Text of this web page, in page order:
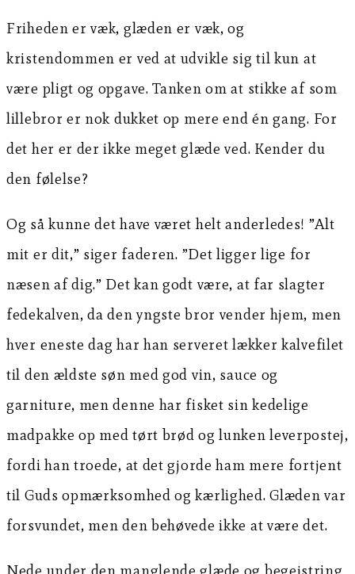
Friheden er væk, glæden er væk, og
kristendommen er ved at udvikle sig til kun at
være pligt og opgave. Tanken om at stikke af som
lillebror er nok dukket op mere end én gang. For
det her er der ikke meget glæde ved. Kender du
den følelse?
Og så kunne det have været helt anderledes! ”Alt
mit er dit,” siger faderen. ”Det ligger lige for
næsen af dig.” Det kan godt være, at far slagter
fedekalven, da den yngste bror vender hjem, men
hver eneste dag har han serveret lækker kalvefilet
til den ældste søn med god vin, sauce og
garniture, men denne har fisket sin kedelige
madpakke op med tørt brød og lunken leverpostej,
fordi han troede, at det gjorde ham mere fortjent
til Guds opmærksomhed og kærlighed. Glæden var
forsvundet, men den behøvede ikke at være det.
Nede under den manglende glæde og begejstring